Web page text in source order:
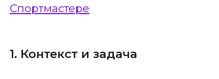
Спортмастере
1. Контекст и задача